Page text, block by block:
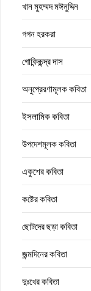
খান মুহম্মদ মঈনুদ্দিন
গগন হরকরা
গোবিন্দচন্দ্র দাস
অনুপ্রেরণামূলক কবিতা
ইসলামিক কবিতা
উপদেশমূলক কবিতা
একুশের কবিতা
কষ্টের কবিতা
ছোটদের ছড়া কবিতা
জন্মদিনের কবিতা
দুঃখের কবিতা